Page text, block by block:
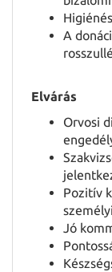
HU
A
Elvárás
Orvosi
Pozitív
Jó